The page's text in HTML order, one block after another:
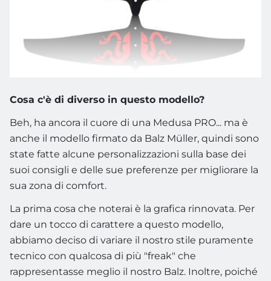
Cosa c'è di diverso in questo modello?
Beh, ha ancora il cuore di una Medusa PRO... ma è
anche il modello firmato da Balz Müller, quindi sono
state fatte alcune personalizzazioni sulla base dei
suoi consigli e delle sue preferenze per migliorare la
sua zona di comfort.
La prima cosa che noterai è la grafica rinnovata. Per
dare un tocco di carattere a questo modello,
abbiamo deciso di variare il nostro stile puramente
tecnico con qualcosa di più "freak" che
rappresentasse meglio il nostro Balz. Inoltre, poiché